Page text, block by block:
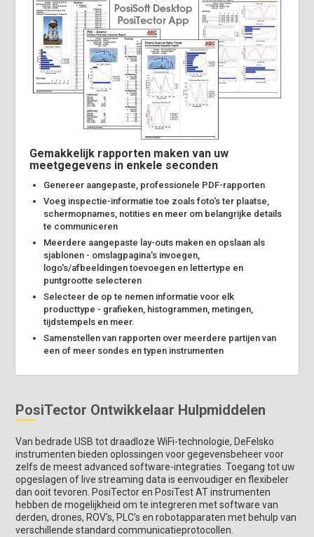
Gemakkelijk rapporten maken van uw
meetgegevens in enkele seconden
Genereer aangepaste, professionele PDF-rapporten
Voeg inspectie-informatie toe zoals foto's ter plaatse,
schermopnames, notities en meer om belangrijke details
te communiceren
Meerdere aangepaste lay-outs maken en opslaan als
sjablonen - omslagpagina's invoegen,
logo's/afbeeldingen toevoegen en lettertype en
puntgrootte selecteren
Selecteer de op te nemen informatie voor elk
producttype - grafieken, histogrammen, metingen,
tijdstempels en meer.
Samenstellen van rapporten over meerdere partijen van
een of meer sondes en typen instrumenten
PosiTector Ontwikkelaar Hulpmiddelen
Van bedrade USB tot draadloze WiFi-technologie, DeFelsko
instrumenten bieden oplossingen voor gegevensbeheer voor
zelfs de meest advanced software-integraties. Toegang tot uw
opgeslagen of live streaming data is eenvoudiger en flexibeler
dan ooit tevoren. PosiTector en PosiTest AT instrumenten
hebben de mogelijkheid om te integreren met software van
derden, drones, ROV's, PLC's en robotapparaten met behulp van
verschillende standard communicatieprotocollen.